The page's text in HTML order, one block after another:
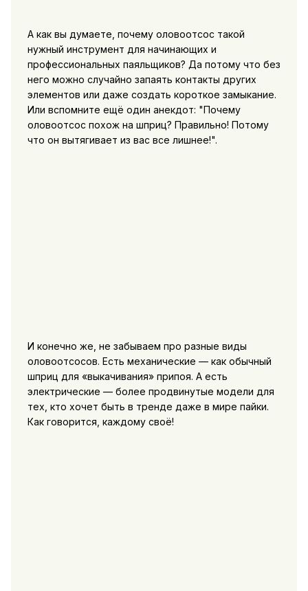
А как вы думаете, почему оловоотсос такой
нужный инструмент для начинающих и
профессиональных паяльщиков? Да потому что без
него можно случайно запаять контакты других
элементов или даже создать короткое замыкание.
Или вспомните ещё один анекдот: "Почему
оловоотсос похож на шприц? Правильно! Потому
что он вытягивает из вас все лишнее!".
И конечно же, не забываем про разные виды
оловоотсосов. Есть механические — как обычный
шприц для «выкачивания» припоя. А есть
электрические — более продвинутые модели для
тех, кто хочет быть в тренде даже в мире пайки.
Как говорится, каждому своё!